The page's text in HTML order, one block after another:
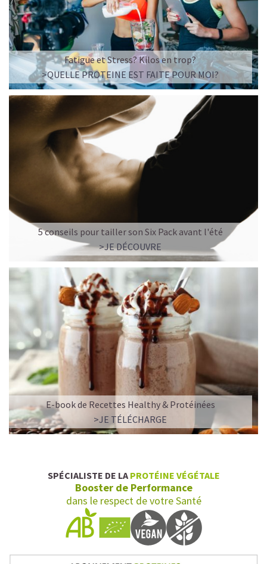
Fatigue et Stress? Kilos en trop?
>QUELLE PROTEINE EST FAITE POUR MOI?
5 conseils pour tailler son Six Pack avant l'été
>JE DÉCOUVRE
E-book de Recettes Healthy & Protéinées
>JE TÉLÉCHARGE
SPÉCIALISTE DE LA PROTÉINE VÉGÉTALE
Booster de Performance
dans le respect de votre Santé